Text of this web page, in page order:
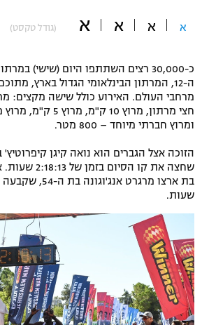
תקנון משתתפים וזוכים בפרסים
תקנון עבור פעילות אלקטרה
תקנון עבור פעילות ספורט 1 – "מרלן"
טניס
גיימינג E-Sports
תנאי שימוש
מדיניות פרטיות
תקנון פעילות ספורט 1
רשיון להקרנה פומבית לבית עסק
כדורמים
פוטבול אמריקאי NFL
בייסבול MLB
ספורט אתגרי ואקסטרים
אומנויות לחימה
גיימינג E-Sports
א א א א (גודל טקסט)
מרחבי העולם. האירוע כולל שישה מקצים:
ומרוץ חברתי מיוחד – 800 מטר.
שחצה את קו
שעות.